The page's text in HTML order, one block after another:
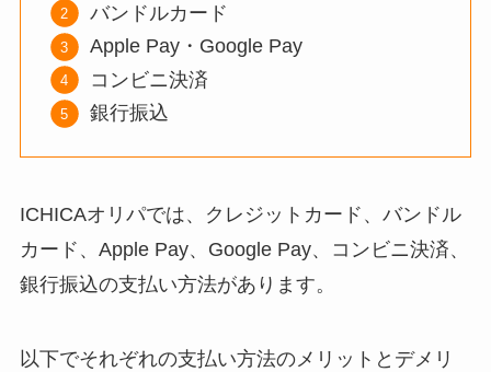
バンドルカード
Apple Pay・Google Pay
コンビニ決済
銀行振込
ICHICAオリパでは、クレジットカード、バンドル
カード、Apple Pay、Google Pay、コンビニ決済、
銀行振込の支払い方法があります。
以下でそれぞれの支払い方法のメリットとデメリ